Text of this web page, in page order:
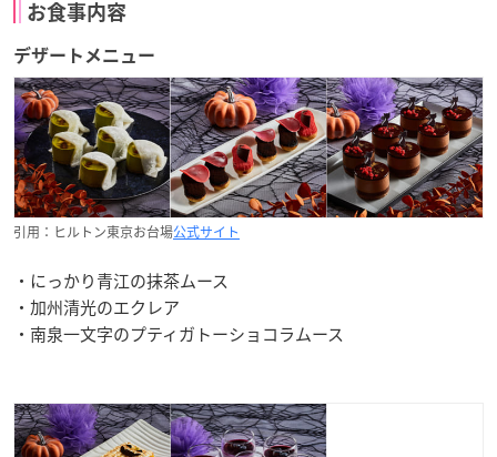
お食事内容
デザートメニュー
引用：ヒルトン東京お台場公式サイト
・にっかり青江の抹茶ムース
・加州清光のエクレア
・南泉一文字のプティガトーショコラムース